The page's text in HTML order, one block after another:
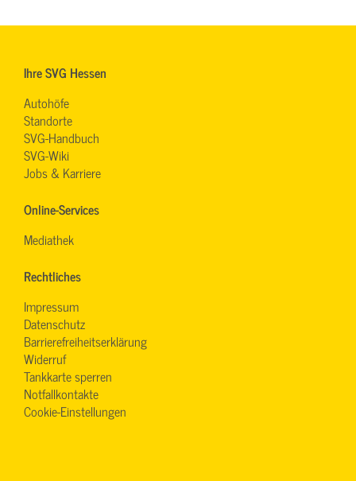
Ihre SVG Hessen
Autohöfe
Standorte
SVG-Handbuch
SVG-Wiki
Jobs & Karriere
Online-Services
Mediathek
Rechtliches
Impressum
Datenschutz
Barrierefreiheitserklärung
Widerruf
Tankkarte sperren
Notfallkontakte
Cookie-Einstellungen